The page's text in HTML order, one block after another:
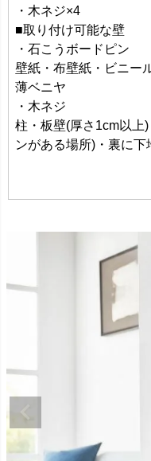
・木ネジ×4
■取り付け可能な壁
・石こうボードピン
壁紙・布壁紙・ビニー
薄ベニヤ
・木ネジ
柱・板壁(厚さ1cm以上
ンがある場所)・裏に